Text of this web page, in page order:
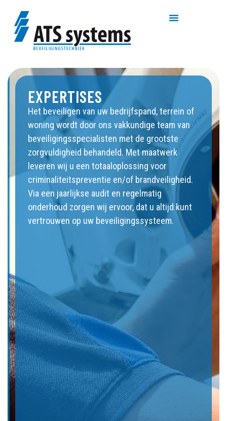
EXPERTISES
Het beveiligen van uw bedrijfspand, terrein of
woning wordt door ons vakkundige team van
beveiligingsspecialisten met de grootste
zorgvuldigheid behandeld. Met maatwerk
leveren wij u een totaaloplossing voor
criminaliteitspreventie en/of brandveiligheid.
Via een jaarlijkse audit en regelmatig
onderhoud zorgen wij ervoor, dat u altijd kunt
vertrouwen op uw beveiligingssysteem.